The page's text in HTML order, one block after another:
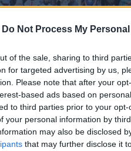
Do Not Process My
of the sale, sharing to third
for targeted advertising by us,
Please note that after your
based ads based on
to third parties prior to your
your personal information by
may also be disclosed
that may further disclose it